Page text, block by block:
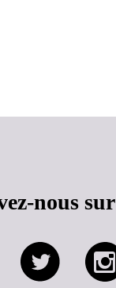
nous sur